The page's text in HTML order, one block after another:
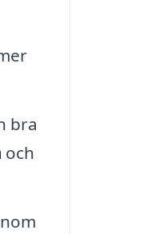
bra
och